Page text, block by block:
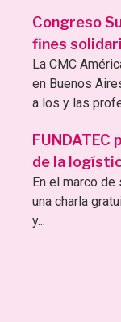
Congreso
fines
La CMC
en Buenos
a los y las
de la
En el marco de
una charla
y...